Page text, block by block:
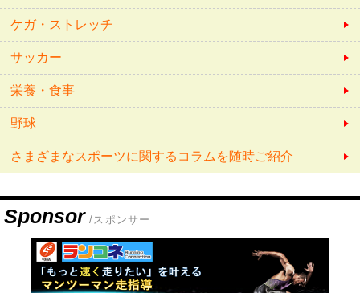
ケガ・ストレッチ
サッカー
栄養・食事
野球
さまざまなスポーツに関するコラムを随時ご紹介
Sponsor /スポンサー